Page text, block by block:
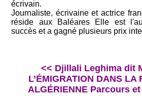
écrivain.
Journaliste, écrivaine et actrice
réside aux Baléares Elle est
succès et a gagné plusieurs prix
<< Djillali Leghima dit
L’ÉMIGRATION DANS LA
ALGÉRIENNE Parcours